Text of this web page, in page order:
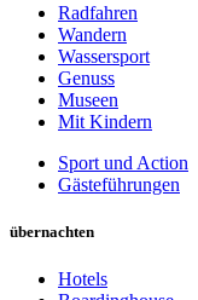
Radfahren
Wandern
Wassersport
Genuss
Museen
Mit Kindern
Sport und Action
Gästeführungen
übernachten
Hotels